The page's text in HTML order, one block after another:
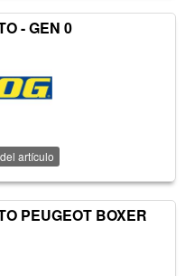
- GEN 0
artículo
PEUGEOT BOXER